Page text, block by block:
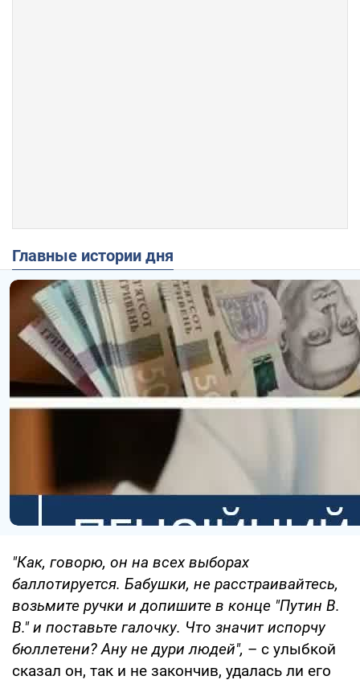
Главные истории дня
"Как, говорю, он на всех выборах
баллотируется. Бабушки, не расстраивайтесь,
возьмите ручки и допишите в конце "Путин В.
В." и поставьте галочку. Что значит испорчу
бюллетени? Ану не дури людей", – с улыбкой
сказал он, так и не закончив, удалась ли его